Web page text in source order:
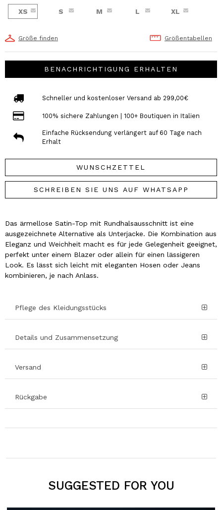
XS S M L XL
Größe finden Größentabellen
BENACHRICHTIGUNG ERHALTEN
Schneller und kostenloser Versand ab 299,00€
100% sichere Zahlungen | 100+ Boutiquen in Italien
Einfache Rücksendung verlängert auf 60 Tage nach
Erhalt
WUNSCHZETTEL
SCHREIBEN SIE UNS AUF WHATSAPP
Das ärmellose Satin-Top mit Rundhalsausschnitt ist eine
ausgezeichnete Alternative als Unterjacke. Die Kombination aus
Eleganz und Weichheit macht es für jede Gelegenheit geeignet,
perfekt unter einem Blazer oder allein für einen lässigeren
Look. Es lässt sich leicht mit eleganten Hosen oder Jeans
kombinieren, je nach Anlass.
Pflege des Kleidungsstücks
Details und Zusammensetzung
Versand
Rückgabe
SUGGESTED FOR YOU